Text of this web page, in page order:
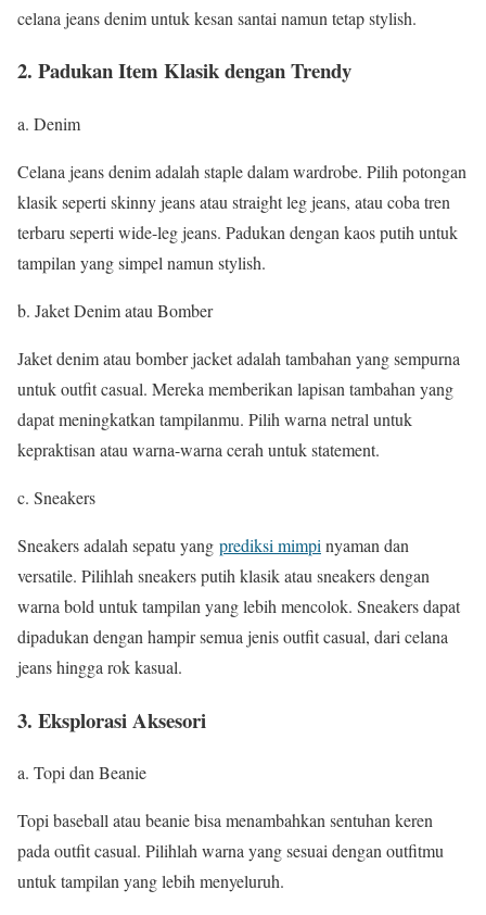
celana jeans denim untuk kesan santai namun tetap stylish.
2. Padukan Item Klasik dengan Trendy
a. Denim
Celana jeans denim adalah staple dalam wardrobe. Pilih potongan
klasik seperti skinny jeans atau straight leg jeans, atau coba tren
terbaru seperti wide-leg jeans. Padukan dengan kaos putih untuk
tampilan yang simpel namun stylish.
b. Jaket Denim atau Bomber
Jaket denim atau bomber jacket adalah tambahan yang sempurna
untuk outfit casual. Mereka memberikan lapisan tambahan yang
dapat meningkatkan tampilanmu. Pilih warna netral untuk
kepraktisan atau warna-warna cerah untuk statement.
c. Sneakers
Sneakers adalah sepatu yang prediksi mimpi nyaman dan
versatile. Pilihlah sneakers putih klasik atau sneakers dengan
warna bold untuk tampilan yang lebih mencolok. Sneakers dapat
dipadukan dengan hampir semua jenis outfit casual, dari celana
jeans hingga rok kasual.
3. Eksplorasi Aksesori
a. Topi dan Beanie
Topi baseball atau beanie bisa menambahkan sentuhan keren
pada outfit casual. Pilihlah warna yang sesuai dengan outfitmu
untuk tampilan yang lebih menyeluruh.